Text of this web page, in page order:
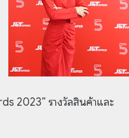
2023” รางวัลสินค้าและ